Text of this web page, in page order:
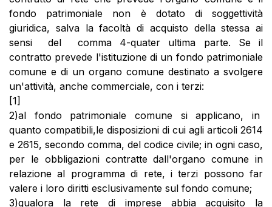
fondo patrimoniale non è dotato di soggettività
giuridica, salva la facoltà di acquisto della stessa ai
sensi del comma 4-quater ultima parte. Se il
contratto prevede l'istituzione di un fondo patrimoniale
comune e di un organo comune destinato a svolgere
un'attività, anche commerciale, con i terzi:
[1]
2)al fondo patrimoniale comune si applicano, in
quanto compatibili,le disposizioni di cui agli articoli 2614
e 2615, secondo comma, del codice civile; in ogni caso,
per le obbligazioni contratte dall'organo comune in
relazione al programma di rete, i terzi possono far
valere i loro diritti esclusivamente sul fondo comune;
3)qualora la rete di imprese abbia acquisito la